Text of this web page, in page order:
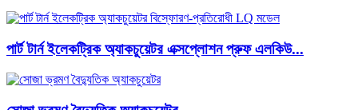
পার্ট টার্ন ইলেকট্রিক অ্যাকচুয়েটর এক্সপ্লোশন প্রুফ এলকিউ...